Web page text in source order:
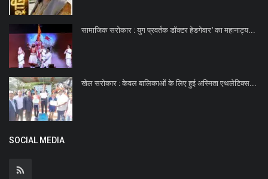
सामाजिक सरोकार : युग प्रवर्तक डॉक्टर हेडगेवार' का महानाट्य...
खेल सरोकार : केवल बालिकाओं के लिए हुई अस्मिता एथलेटिक्स...
SOCIAL MEDIA